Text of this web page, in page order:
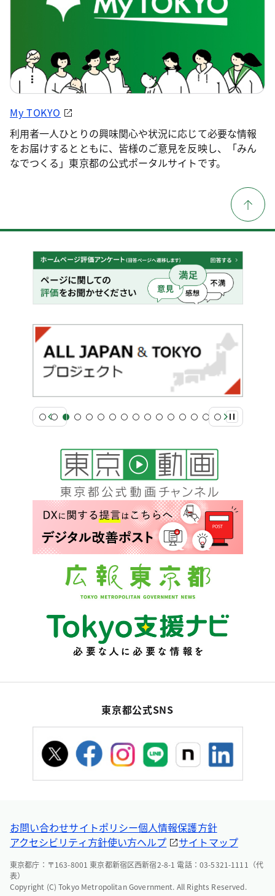
My TOKYO
利用者一人ひとりの興味関心や状況に応じて必要な情報
をお届けするとともに、皆様のご意見を反映し、「みん
なでつくる」東京都の公式ポータルサイトです。
東京都公式SNS
お問い合わせサイトポリシー個人情報保護方針
アクセシビリティ方針使い方ヘルプ サイトマップ
東京都庁：〒163-8001 東京都新宿区西新宿2-8-1 電話：03-5321-1111（代
表）
Copyright (C) Tokyo Metropolitan Government. All Rights Reserved.